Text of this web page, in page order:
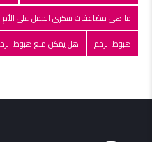
ما هي مضاعفات سكري الحمل على الأم
هبوط الرحم
هل يمكن منع هبوط